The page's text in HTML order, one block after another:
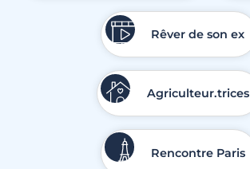
Rêver de son ex
Agriculteur.trices
Rencontre Paris